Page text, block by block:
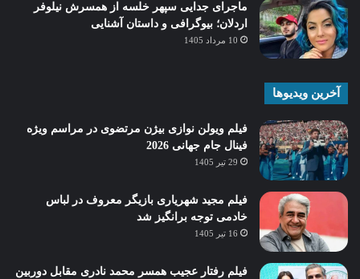
ماجرای جدایی سپهر خلسه از همسرش نیلوفر
اردلان؛ بیوگرافی و داستان آشنایی
10 مرداد 1405
آخرین ویدیوها
فیلم ویولن نوازی بیژن مرتضوی در مراسم ویژه
فینال جام جهانی 2026
29 تیر 1405
فیلم مجید شهریاری بازیگر معروف در لباس
خادمی توجه برانگیز شد
16 تیر 1405
فیلم رفتار عجیب همسر محمد نادری مقابل دوربین